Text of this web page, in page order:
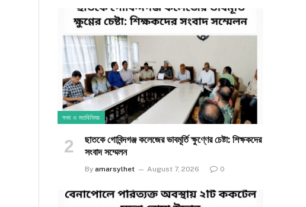
সভা ও মতবিনিময়
ছাতকে গোবিন্দগঞ্জ কলেজের ভাবমূর্তি ক্ষুণ্ণের চেষ্টা: শিক্ষকদের
সংবাদ সম্মেলন
By amarsylhet August 7, 2026 0